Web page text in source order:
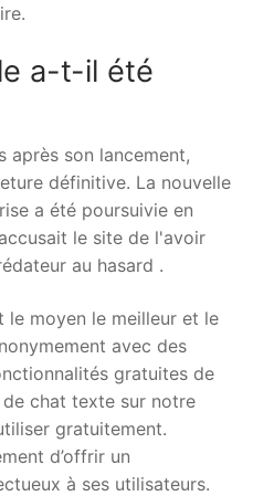
a-t-il été
après son lancement,
définitive. La nouvelle
a été poursuivie en
le site de l'avoir
au hasard .
le moyen le meilleur et le
avec des
gratuites de
chat texte sur notre
gratuitement.
d’offrir un
à ses utilisateurs.